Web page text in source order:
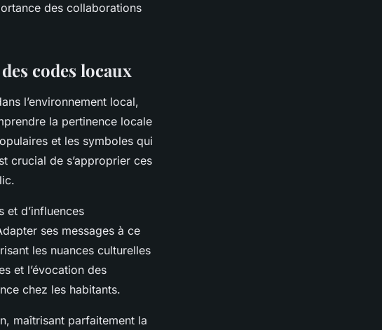
des collaborations
codes locaux
l’environnement local,
la pertinence locale
et les symboles qui
crucial de s’approprier ces
et d’influences
ses messages à ce
les nuances culturelles
et l’évocation des
chez les habitants.
maîtrisant parfaitement la